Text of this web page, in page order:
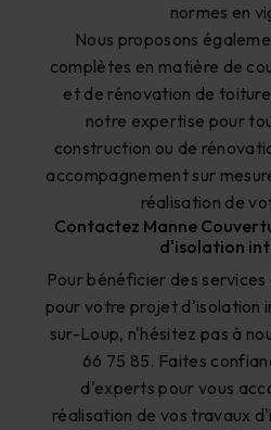
normes en
Nous proposons
complètes en matière de
et de rénovation de
notre expertise pour
construction ou de
accompagnement sur
réalisation de
Contactez Manne
d'isolation
Pour bénéficier des
pour votre projet d'isolation
sur-Loup, n'hésitez pas à
66 75 85. Faites
d'experts pour vous
réalisation de vos travaux